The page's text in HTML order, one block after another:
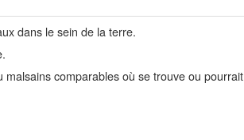
dans le sein de la terre.
comparables où se trouve ou pourrait